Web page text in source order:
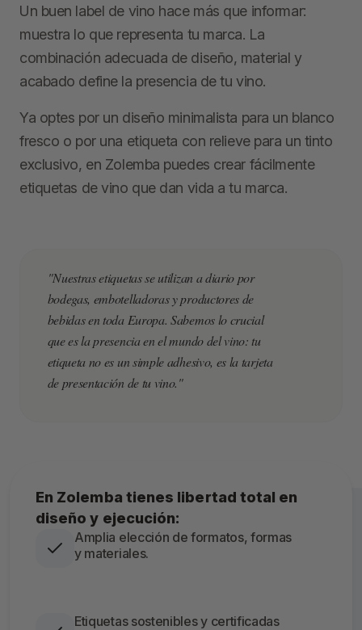
Un buen label de vino hace más que informar:
muestra lo que representa tu marca. La
combinación adecuada de diseño, material y
acabado define la presencia de tu vino.
Ya optes por un diseño minimalista para un blanco
fresco o por una etiqueta con relieve para un tinto
exclusivo, en Zolemba puedes crear fácilmente
etiquetas de vino que dan vida a tu marca.
"Nuestras etiquetas se utilizan a diario por
bodegas, embotelladoras y productores de
bebidas en toda Europa. Sabemos lo crucial
que es la presencia en el mundo del vino: tu
etiqueta no es un simple adhesivo, es la tarjeta
de presentación de tu vino."
En Zolemba tienes libertad total en
diseño y ejecución:
Amplia elección de formatos, formas
y materiales.
Etiquetas sostenibles y certificadas